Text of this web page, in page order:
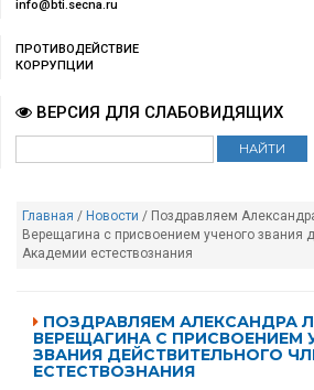
info@bti.secna.ru
ПРОТИВОДЕЙСТВИЕ
КОРРУПЦИИ
ВЕРСИЯ ДЛЯ СЛАБОВИДЯЩИХ
Главная / Новости / Поздравляем
Верещагина с присвоением ученого звания
Академии естествознания
ПОЗДРАВЛЯЕМ АЛЕКСАНДРА
ВЕРЕЩАГИНА С ПРИСВОЕНИЕМ
ЗВАНИЯ ДЕЙСТВИТЕЛЬНОГО
ЕСТЕСТВОЗНАНИЯ